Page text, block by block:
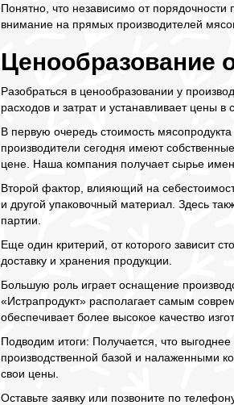
Понятно, что независимо от
внимание на прямых производителей
Ценообразование
Разобраться в ценообразовании у
расходов и затрат и устанавливает цены в
В первую очередь стоимость
производители сегодня имеют
цене. Наша компания получает сырье
Второй фактор, влияющий на
и другой упаковочный материал. Здесь
партии.
Еще один критерий, от которого зависит
доставку и хранения продукции.
Большую роль играет оснащение
«Истрапродукт» располагает самым
обеспечивает более высокое качество
Подводим итоги: Получается, что
производственной базой и налаженными
свои цены.
Оставьте заявку или позвоните по